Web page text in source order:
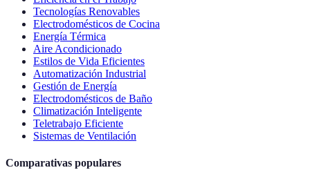
Tecnologías Renovables
Electrodomésticos de Cocina
Energía Térmica
Aire Acondicionado
Estilos de Vida Eficientes
Automatización Industrial
Gestión de Energía
Electrodomésticos de Baño
Climatización Inteligente
Teletrabajo Eficiente
Sistemas de Ventilación
Comparativas populares